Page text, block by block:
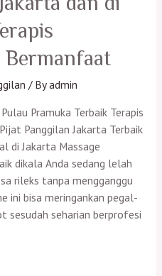
/ Byadmin
Pramuka Terbaik Terapis
Panggilan Jakarta Terbaik
di Jakarta Massage
dikala Anda sedang lelah
rileks tanpa mengganggu
ini bisa meringankan pegal-
sesudah seharian berprofesi